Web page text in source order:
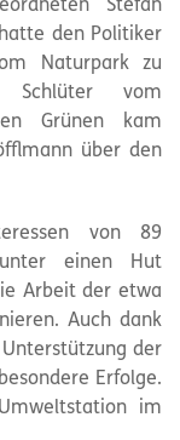
Stefan
den Politiker
Naturparkzu
Schlüter vom
Grünen kam
über den
von 89
einen Hut
Arbeit der etwa
Auch dank
der
Erfolge.
im